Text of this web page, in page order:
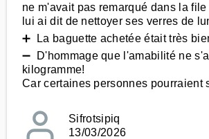
ne m'avait pas remarqué dans la
lui ai dit de nettoyer ses verres de
➕ La baguette achetée était très
➖ D'hommage que l'amabilité ne
kilogramme!
Car certaines personnes pourraient
Sifrotsipiq
13/03/2026